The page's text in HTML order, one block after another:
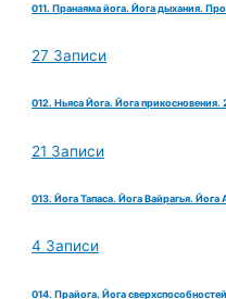
011. Пранаяма йога. Йога дыхания.
27 Записи
012. Ньяса Йога. Йога прикосновения.
21 Записи
013. Йога Тапаса. Йога Вайрагья.
4 Записи
014. Прайога. Йога